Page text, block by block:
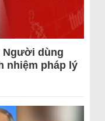
Người dùng
nhiệm pháp lý